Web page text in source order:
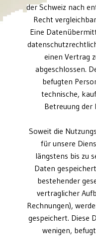
der Schweiz nach
Recht
Eine
einen Vertrag
abgeschlossen.
befugten
technische,
Betreuung der
Soweit die
für unsere
längstens bis zu
Daten
bestehender
vertraglicher
Rechnungen),
gespeichert. Diese
wenigen,